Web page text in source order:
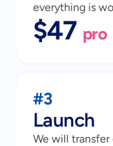
everything is
$47 pro
#3
Launch
We will